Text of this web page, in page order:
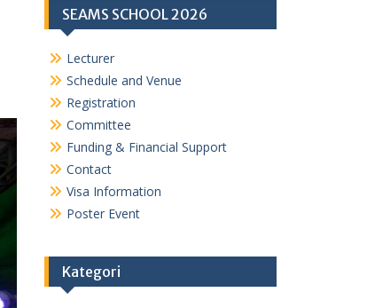
SEAMS SCHOOL 2026
Lecturer
Schedule and Venue
Registration
Committee
Funding & Financial Support
Contact
Visa Information
Poster Event
Kategori